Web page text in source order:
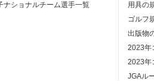
ナショナルチーム選手一覧
用具の
ゴルフ
出版物
2023年
2023年
JGAル